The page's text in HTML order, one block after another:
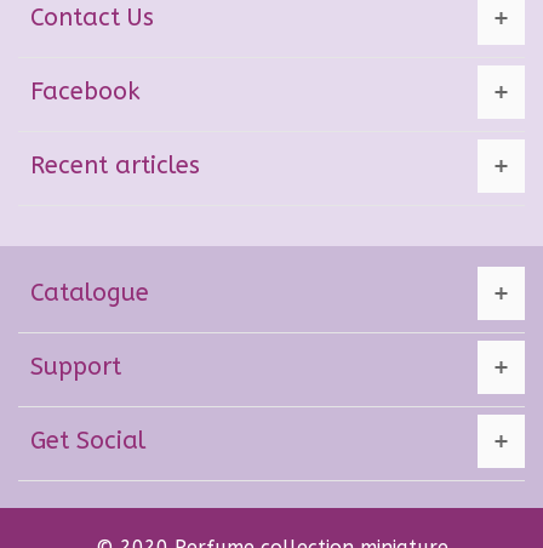
Contact Us
Facebook
Recent articles
Catalogue
Support
Get Social